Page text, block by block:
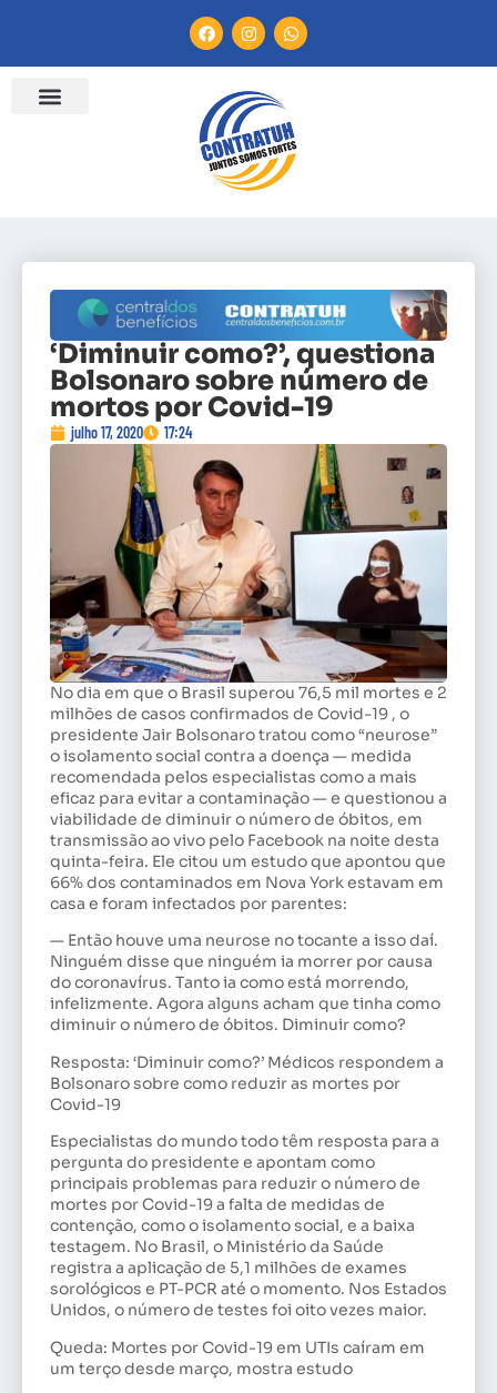
‘Diminuir como?’, questiona
Bolsonaro sobre número de
mortos por Covid-19
julho 17, 2020 17:24
No dia em que o Brasil superou 76,5 mil mortes e 2
milhões de casos confirmados de Covid-19 , o
presidente Jair Bolsonaro tratou como “neurose”
o isolamento social contra a doença — medida
recomendada pelos especialistas como a mais
eficaz para evitar a contaminação — e questionou a
viabilidade de diminuir o número de óbitos, em
transmissão ao vivo pelo Facebook na noite desta
quinta-feira. Ele citou um estudo que apontou que
66% dos contaminados em Nova York estavam em
casa e foram infectados por parentes:
— Então houve uma neurose no tocante a isso daí.
Ninguém disse que ninguém ia morrer por causa
do coronavírus. Tanto ia como está morrendo,
infelizmente. Agora alguns acham que tinha como
diminuir o número de óbitos. Diminuir como?
Resposta: ‘Diminuir como?’ Médicos respondem a
Bolsonaro sobre como reduzir as mortes por
Covid-19
Especialistas do mundo todo têm resposta para a
pergunta do presidente e apontam como
principais problemas para reduzir o número de
mortes por Covid-19 a falta de medidas de
contenção, como o isolamento social, e a baixa
testagem. No Brasil, o Ministério da Saúde
registra a aplicação de 5,1 milhões de exames
sorológicos e PT-PCR até o momento. Nos Estados
Unidos, o número de testes foi oito vezes maior.
Queda: Mortes por Covid-19 em UTIs caíram em
um terço desde março, mostra estudo